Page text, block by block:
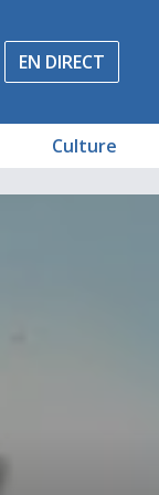
EN DIRECT
Culture